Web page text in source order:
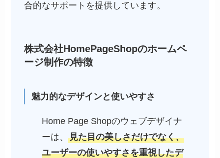
合的なサポートを提供しています。
株式会社HomePageShopのホームペ
ージ制作の特徴
魅力的なデザインと使いやすさ
Home Page Shopのウェブデザイナ
ーは、見た目の美しさだけでなく、
ユーザーの使いやすさを重視したデ